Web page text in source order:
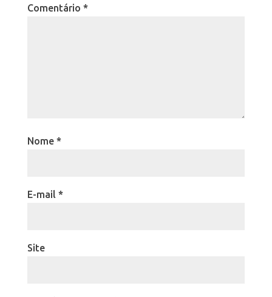
Comentário *
Nome *
E-mail *
Site